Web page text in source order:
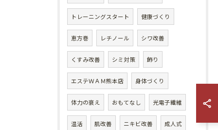
トレーニングスタート 健康づくり
恵方巻 レチノール シワ改善
くすみ改善 シミ対策 飾り
エステＷＡＭ熊本店 身体づくり
体力の衰え おもてなし 光電子繊維
温活 肌改善 ニキビ改善 成人式